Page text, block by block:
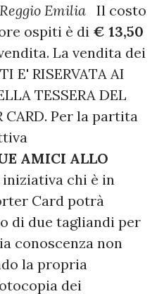
Emilia Il costo
ospiti è di € 13,50
La vendita dei
E' RISERVATA AI
TESSERA DEL
CARD. Per la partita
AMICI ALLO
iniziativa chi è in
Card potrà
di due tagliandi per
conoscenza non
la propria
dei